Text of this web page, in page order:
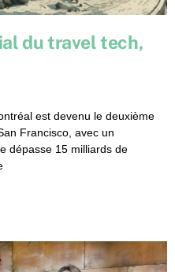
du travel tech,
est devenu le deuxième
Francisco, avec un
dépasse 15 milliards de